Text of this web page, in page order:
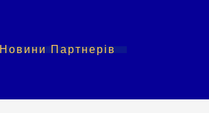
Новини Партнерів